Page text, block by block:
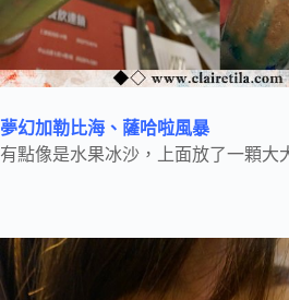
夢幻加勒比海、薩哈啦風暴
有點像是水果冰沙，上面放了一顆大